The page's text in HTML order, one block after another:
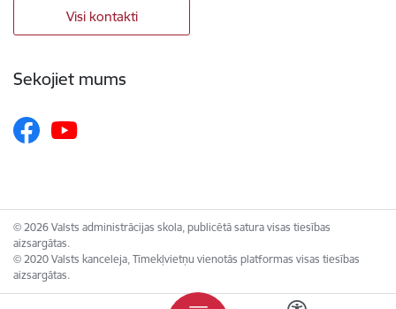
Visi kontakti
Sekojiet mums
© 2026 Valsts administrācijas skola, publicētā satura visas tiesības
aizsargātas.
© 2020 Valsts kanceleja, Tīmekļvietņu vienotās platformas visas tiesības
aizsargātas.